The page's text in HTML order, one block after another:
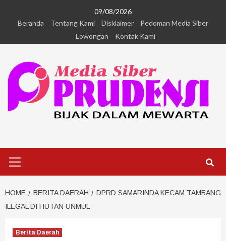
09/08/2026
Beranda
Tentang Kami Disklaimer
Pedoman Media Siber
Lowongan
Kontak Kami
HOME BERITA DAERAH
DPRD SAMARINDA KECAM TAMBANG
ILEGAL DI HUTAN UNMUL
Berita Daerah